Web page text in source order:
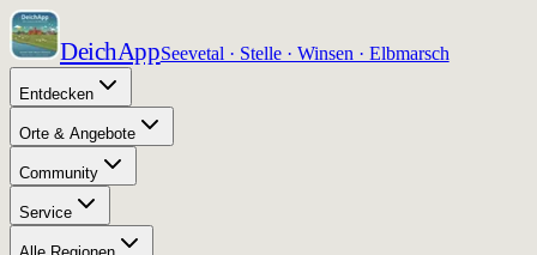
DeichAppSeevetal · Stelle · Winsen · Elbmarsch
Entdecken
Orte & Angebote
Community
Service